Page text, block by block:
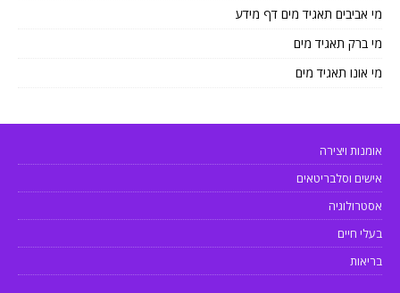
מי אביבים תאגיד מים דף מידע
מי ברק תאגיד מים
מי אונו תאגיד מים
אומנות ויצירה
אישים וסלבריטאים
אסטרולוגיה
בעלי חיים
בריאות